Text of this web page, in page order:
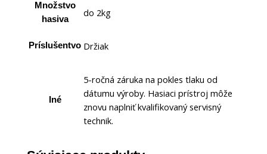
Množstvo
hasiva
do 2kg
Príslušentvo Držiak
Iné
5-ročná záruka na pokles tlaku od
dátumu výroby. Hasiaci prístroj môže
znovu naplniť kvalifikovaný servisný
technik.